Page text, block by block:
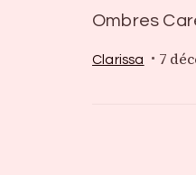
Ombres
Clarissa 7